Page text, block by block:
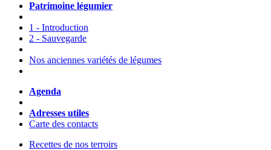
Patrimoine légumier
1 - Introduction
2 - Sauvegarde
Nos anciennes variétés de légumes
Agenda
Adresses utiles
Carte des contacts
Recettes de nos terroirs